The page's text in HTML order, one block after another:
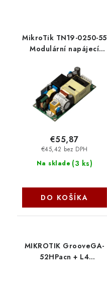
MikroTik TN19-0250-55
Modulární napájecí
CRS418
Na sklade (3 ks)
€45,42 bez DPH
€55,87
DO KOŠÍKA
MIKROTIK GrooveGA-
52HPacn + L4